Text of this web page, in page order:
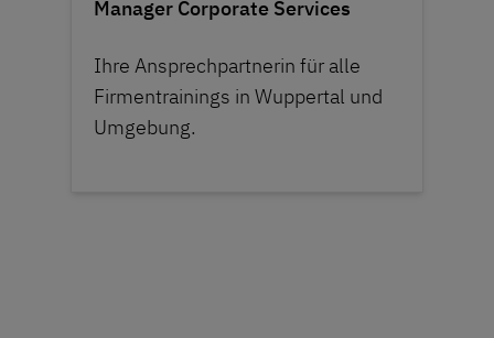
Manager Corporate Services
Ihre Ansprechpartnerin für alle
Firmentrainings in Wuppertal und
Umgebung.